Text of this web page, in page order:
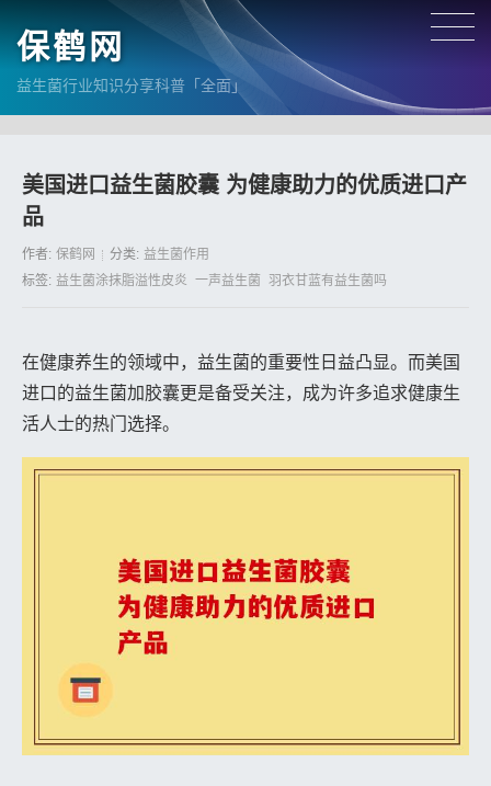
保鹤网
益生菌行业知识分享科普「全面」
美国进口益生菌胶囊 为健康助力的优质进口产
品
作者: 保鹤网 分类: 益生菌作用
标签: 益生菌涂抹脂溢性皮炎 一声益生菌 羽衣甘蓝有益生菌吗
在健康养生的领域中，益生菌的重要性日益凸显。而美国
进口的益生菌加胶囊更是备受关注，成为许多追求健康生
活人士的热门选择。